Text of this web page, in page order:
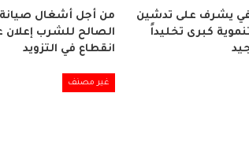
يشرف على تدشين
كبرى تخليداً
من أجل أشغال صيانة
الصالح للشرب
انقطاع في التزويد
غير مصنف